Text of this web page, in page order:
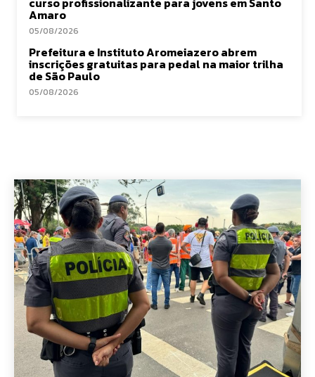
Amaro
05/08/2026
Prefeitura e Instituto Aromeiazero abrem
inscrições gratuitas para pedal na maior trilha
de São Paulo
05/08/2026